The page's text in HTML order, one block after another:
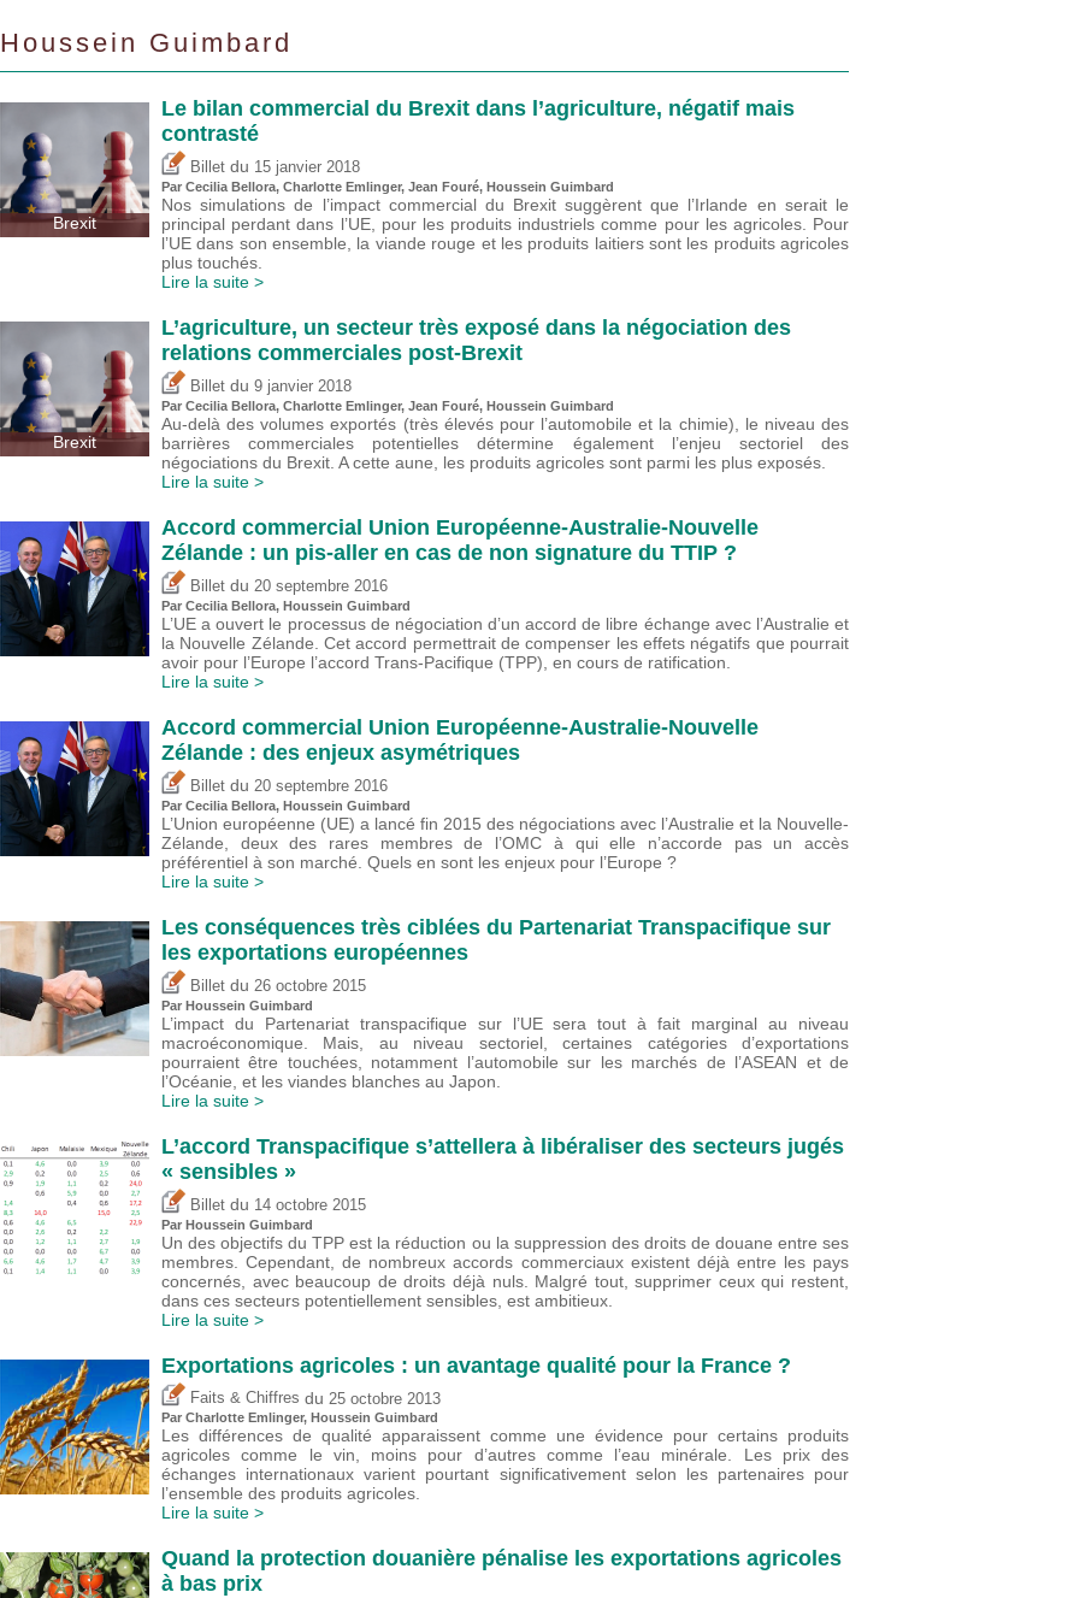
Houssein Guimbard
Brexit
Le bilan commercial du Brexit dans l’agriculture, négatif mais
contrasté
Billet du 15 janvier 2018
Par Cecilia Bellora, Charlotte Emlinger, Jean Fouré, Houssein Guimbard
Nos simulations de l’impact commercial du Brexit suggèrent que l’Irlande en serait le
principal perdant dans l’UE, pour les produits industriels comme pour les agricoles. Pour
l’UE dans son ensemble, la viande rouge et les produits laitiers sont les produits agricoles
plus touchés.
Lire la suite >
Brexit
L’agriculture, un secteur très exposé dans la négociation des
relations commerciales post-Brexit
Billet du 9 janvier 2018
Par Cecilia Bellora, Charlotte Emlinger, Jean Fouré, Houssein Guimbard
Au-delà des volumes exportés (très élevés pour l’automobile et la chimie), le niveau des
barrières commerciales potentielles détermine également l’enjeu sectoriel des
négociations du Brexit. A cette aune, les produits agricoles sont parmi les plus exposés.
Lire la suite >
Accord commercial Union Européenne-Australie-Nouvelle
Zélande : un pis-aller en cas de non signature du TTIP ?
Billet du 20 septembre 2016
Par Cecilia Bellora, Houssein Guimbard
L’UE a ouvert le processus de négociation d’un accord de libre échange avec l’Australie et
la Nouvelle Zélande. Cet accord permettrait de compenser les effets négatifs que pourrait
avoir pour l’Europe l’accord Trans-Pacifique (TPP), en cours de ratification.
Lire la suite >
Accord commercial Union Européenne-Australie-Nouvelle
Zélande : des enjeux asymétriques
Billet du 20 septembre 2016
Par Cecilia Bellora, Houssein Guimbard
L’Union européenne (UE) a lancé fin 2015 des négociations avec l’Australie et la Nouvelle-
Zélande, deux des rares membres de l’OMC à qui elle n’accorde pas un accès
préférentiel à son marché. Quels en sont les enjeux pour l’Europe ?
Lire la suite >
Les conséquences très ciblées du Partenariat Transpacifique sur
les exportations européennes
Billet du 26 octobre 2015
Par Houssein Guimbard
L’impact du Partenariat transpacifique sur l’UE sera tout à fait marginal au niveau
macroéconomique. Mais, au niveau sectoriel, certaines catégories d’exportations
pourraient être touchées, notamment l’automobile sur les marchés de l’ASEAN et de
l’Océanie, et les viandes blanches au Japon.
Lire la suite >
L’accord Transpacifique s’attellera à libéraliser des secteurs jugés
« sensibles »
Billet du 14 octobre 2015
Par Houssein Guimbard
Un des objectifs du TPP est la réduction ou la suppression des droits de douane entre ses
membres. Cependant, de nombreux accords commerciaux existent déjà entre les pays
concernés, avec beaucoup de droits déjà nuls. Malgré tout, supprimer ceux qui restent,
dans ces secteurs potentiellement sensibles, est ambitieux.
Lire la suite >
Exportations agricoles : un avantage qualité pour la France ?
Faits & Chiffres du 25 octobre 2013
Par Charlotte Emlinger, Houssein Guimbard
Les différences de qualité apparaissent comme une évidence pour certains produits
agricoles comme le vin, moins pour d’autres comme l’eau minérale. Les prix des
échanges internationaux varient pourtant significativement selon les partenaires pour
l’ensemble des produits agricoles.
Lire la suite >
Quand la protection douanière pénalise les exportations agricoles
à bas prix